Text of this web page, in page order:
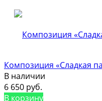
Композиция «Сладкая
В наличии
6 650 руб.
В корзину